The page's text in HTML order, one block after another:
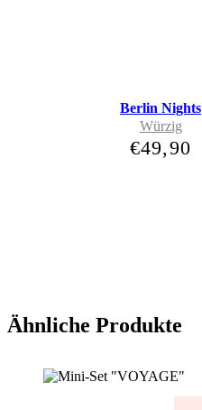
Berlin Nights
Würzig
€49,90
Ähnliche Produkte